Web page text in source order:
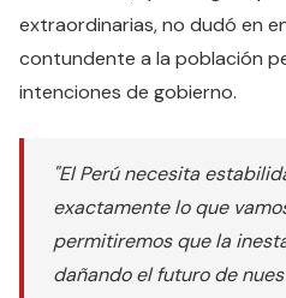
extraordinarias, no dudó en
contundente a la población
intenciones de gobierno.
"El Perú necesita
exactamente lo que
permitiremos que la
dañando el futuro de